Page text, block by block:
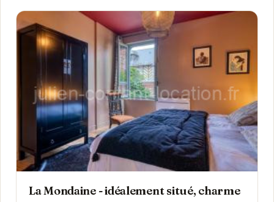
La Mondaine - idéalement situé, charme